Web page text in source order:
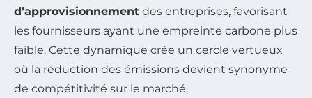
d’approvisionnement des entreprises, favorisant
les fournisseurs ayant une empreinte carbone plus
faible. Cette dynamique crée un cercle vertueux
où la réduction des émissions devient synonyme
de compétitivité sur le marché.